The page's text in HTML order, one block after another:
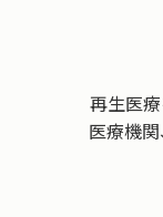
再生医
医療機